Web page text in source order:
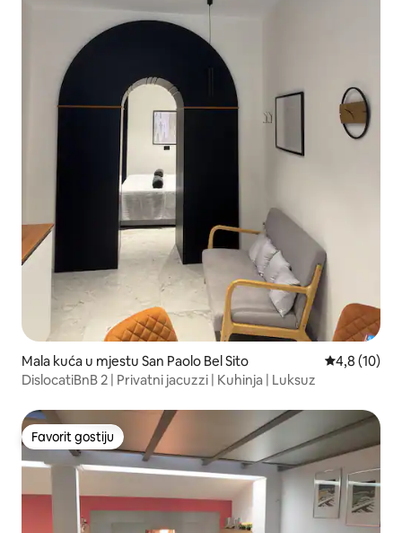
Mala kuća u mjestu San Paolo Bel Sito Prosječna
4,8 (10)
DislocatiBnB 2 | Privatni jacuzzi | Kuhinja | Luksuz
Favorit gostiju
Favorit gostiju